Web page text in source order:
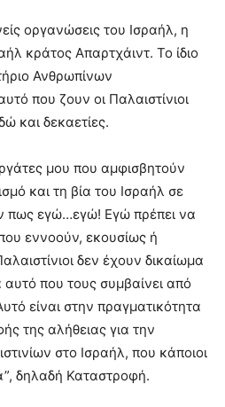
οργανώσεις του Ισραήλ, η
κράτος Απαρτχάιντ. Το ίδιο
Ανθρωπίνων
που ζουν οι Παλαιστίνιοι
και δεκαετίες.
μου που αμφισβητούν
και τη βία του Ισραήλ σε
πως εγώ…εγώ! Εγώ πρέπει να
εννοούν, εκουσίως ή
δεν έχουν δικαίωμα
που τους συμβαίνει από
είναι στην πραγματικότητα
της αλήθειας για την
στο Ισραήλ, που κάποιοι
δηλαδή Καταστροφή.